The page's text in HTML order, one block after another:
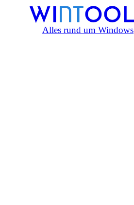
Alles rund um Windows